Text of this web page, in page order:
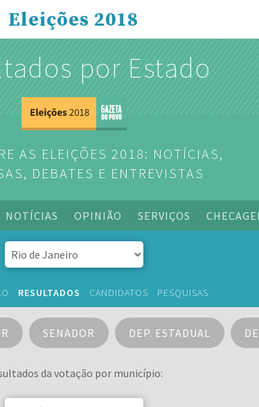
Eleições 2018
por Estado
AS ELEIÇÕES 2018: NOTÍCIAS,
DEBATES E ENTREVISTAS
NOTÍCIAS OPINIÃO SERVIÇOS
RESULTADOS CANDIDATOS PESQUISAS
SENADOR DEP. ESTADUAL
da votação por município: